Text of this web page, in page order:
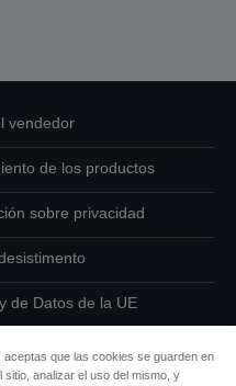
vendedor
de los productos
sobre privacidad
de Datos de la UE
que las cookies se guarden en
analizar el uso del mismo, y